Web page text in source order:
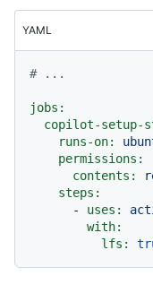
YAML
# ...
jobs:
copilot-setup-
runs-on:
permissions:
contents:
steps:
-
uses:
with:
lfs: